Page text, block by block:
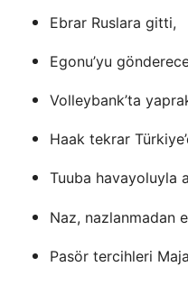
Ebrar Ruslara gitti,
Egonu’yu
Volleybank’ta
Haak tekrar
Tuuba havayoluyla
Naz, nazlanmadan
Pasör tercihleri